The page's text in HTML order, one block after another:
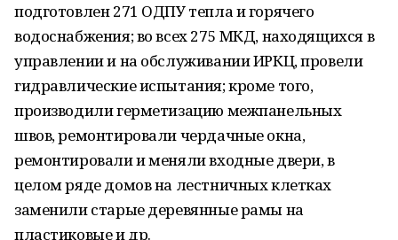
подготовлен 271 ОДПУ тепла и горячего
водоснабжения; во всех 275 МКД, находящихся в
управлении и на обслуживании ИРКЦ, провели
гидравлические испытания; кроме того,
производили герметизацию межпанельных
швов, ремонтировали чердачные окна,
ремонтировали и меняли входные двери, в
целом ряде домов на лестничных клетках
заменили старые деревянные рамы на
пластиковые и др.